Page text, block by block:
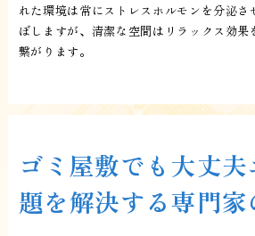
れた環境は常にストレスホルモンを分泌さ
ぼしますが、清潔な空間はリラックス効果
繋がります。
ゴミ屋敷でも大丈
題を解決する専門家